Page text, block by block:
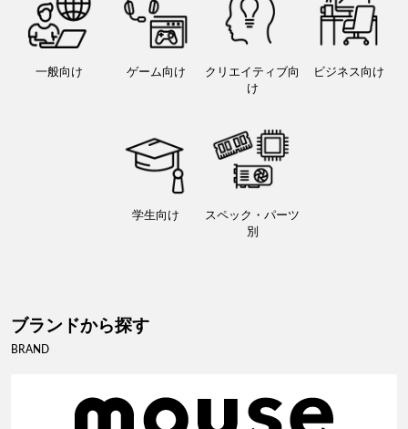
一般向け ゲーム向け
クリエイティブ向
け
ビジネス向け
学生向け
スペック・パーツ
別
ブランドから探す
BRAND